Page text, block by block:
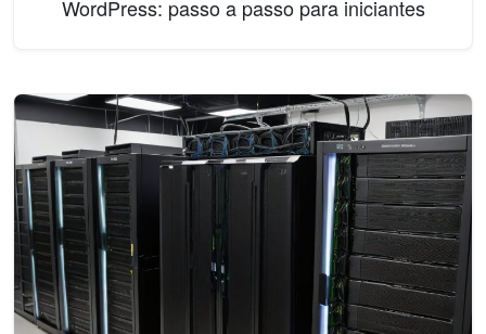
WordPress: passo a passo para iniciantes